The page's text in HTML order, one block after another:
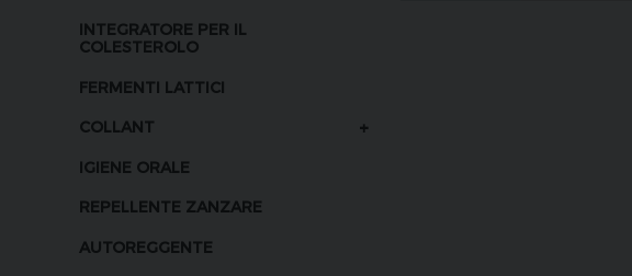
INTEGRATORE PER IL
COLESTEROLO
FERMENTI LATTICI
COLLANT +
IGIENE ORALE
REPELLENTE ZANZARE
AUTOREGGENTE